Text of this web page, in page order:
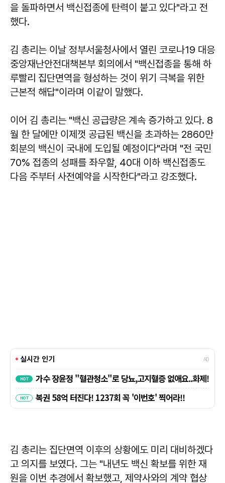
을 돌파하면서 백신접종에 탄력이 붙고 있다"라고 전
했다.
김 총리는 이날 정부서울청사에서 열린 코로나19 대응
중앙재난안전대책본부 회의에서 "백신접종을 통해 하
루빨리 집단면역을 형성하는 것이 위기 극복을 위한
근본적 해답"이라며 이같이 말했다.
이어 김 총리는 "백신 공급량은 계속 증가하고 있다. 8
월 한 달에만 이제껏 공급된 백신을 초과하는 2860만
회분의 백신이 국내에 도입될 예정이다"라며 "전 국민
70% 접종의 성패를 좌우할, 40대 이하 백신접종도
다음 주부터 사전예약을 시작한다"라고 강조했다.
김 총리는 집단면역 이후의 상황에도 미리 대비하겠다
고 의지를 보였다. 그는 "내년도 백신 확보를 위한 재
원을 이번 추경에서 확보했고, 제약사와의 계약 협상